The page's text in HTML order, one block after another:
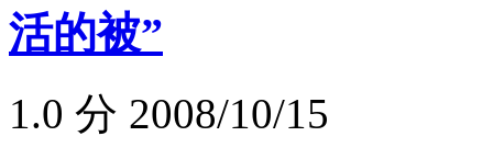
活的被”
1.0 分 2008/10/15